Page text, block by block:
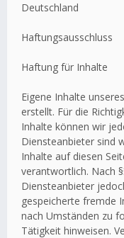
Deutschland
Haftungsausschluss
Haftung für Inhalte
Eigene Inhalte
erstellt. Für die
Inhalte können wir
Diensteanbieter sind
Inhalte auf diesen
verantwortlich. Nach
Diensteanbieter
gespeicherte fremde
nach Umständen zu
Tätigkeit hinweisen.